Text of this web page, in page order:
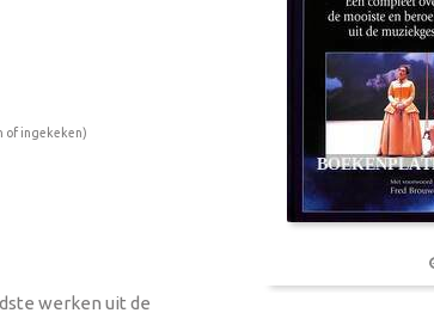
of ingekeken)
werken uit de